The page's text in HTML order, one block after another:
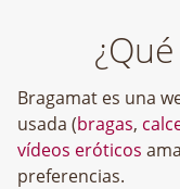
Bragamat es una
usada (bragas,
vídeos eróticos
preferencias.